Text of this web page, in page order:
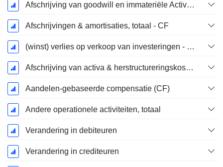
Afschrijving van goodwill en immateriële Activa - (CF) - (Modelspecifiek)
Afschrijvingen & amortisaties, totaal - CF
(winst) verlies op verkoop van investeringen - (CF)
Afschrijving van activa & herstructureringskosten
Aandelen-gebaseerde compensatie (CF)
Andere operationele activiteiten, totaal
Verandering in debiteuren
Verandering in crediteuren